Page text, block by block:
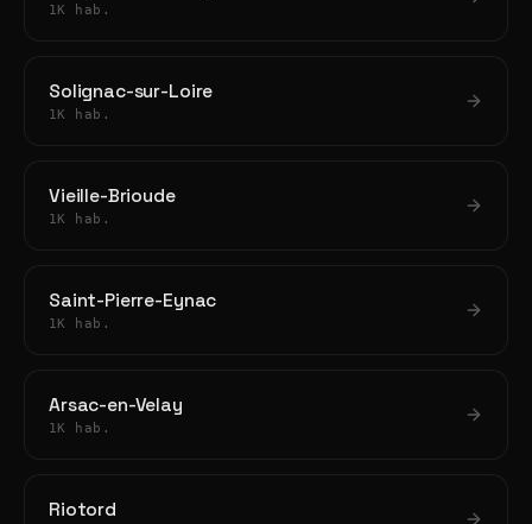
1K hab.
Solignac-sur-Loire
1K hab.
Vieille-Brioude
1K hab.
Saint-Pierre-Eynac
1K hab.
Arsac-en-Velay
1K hab.
Riotord